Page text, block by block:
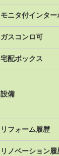
モニタ付インター
ガスコンロ可
宅配ボックス
設備
リフォーム履歴
リノベーション履